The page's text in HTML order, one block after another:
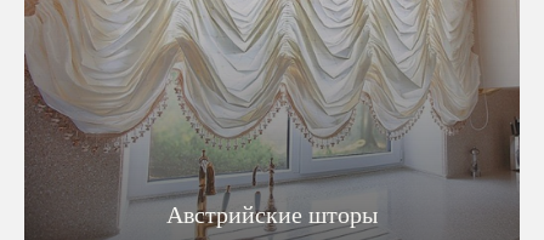
Австрийские шторы